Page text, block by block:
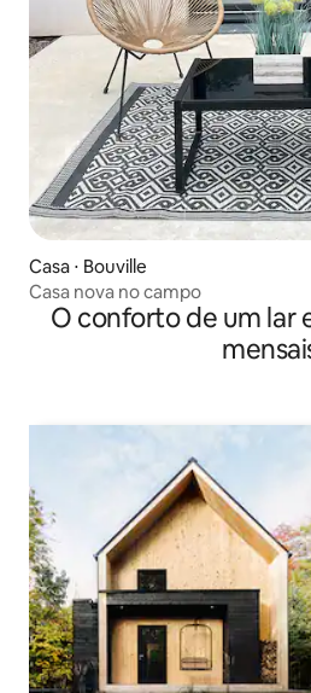
Casa ⋅ Bouville
Casa nova no campo
O conforto de um lar